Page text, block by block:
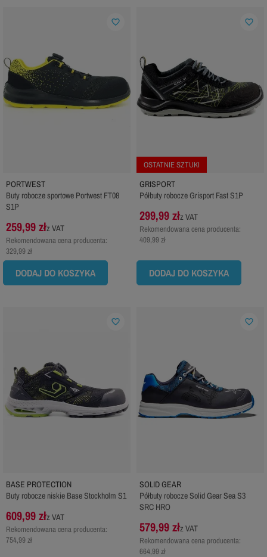
PORTWEST
Buty robocze sportowe Portwest FT08
S1P
259,99 złz VAT
Rekomendowana cena producenta:
329,99 zł
DODAJ DO KOSZYKA
favorite_border
OSTATNIE SZTUKI
GRISPORT
Półbuty robocze Grisport Fast S1P
299,99 złz VAT
Rekomendowana cena producenta:
409,99 zł
DODAJ DO KOSZYKA
favorite_border
BASE PROTECTION
Buty robocze niskie Base Stockholm S1
609,99 złz VAT
Rekomendowana cena producenta:
754,99 zł
favorite_border
SOLID GEAR
Półbuty robocze Solid Gear Sea S3
SRC HRO
579,99 złz VAT
Rekomendowana cena producenta:
664,99 zł
favorite_border